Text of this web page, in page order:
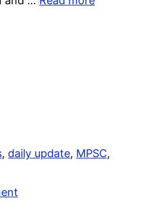
, daily update, MPSC,